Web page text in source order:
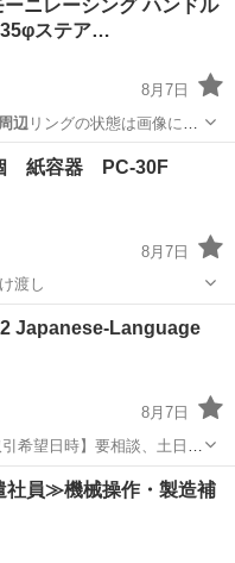
ーニレーシング ハンドル
35φステア…
8月7日
辺 リングの状態は画像にて
テリア
紙容器 PC-30F
8月7日
渡し
Japanese-Language
8月7日
希望日時】要相談、土日希
辞書 Grammar
員≫機械操作・製造補